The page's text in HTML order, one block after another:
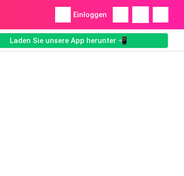
Einloggen
Laden Sie unsere App herunter 📲